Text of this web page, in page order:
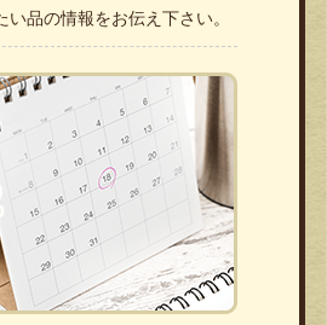
い品の情報をお伝え下さい。